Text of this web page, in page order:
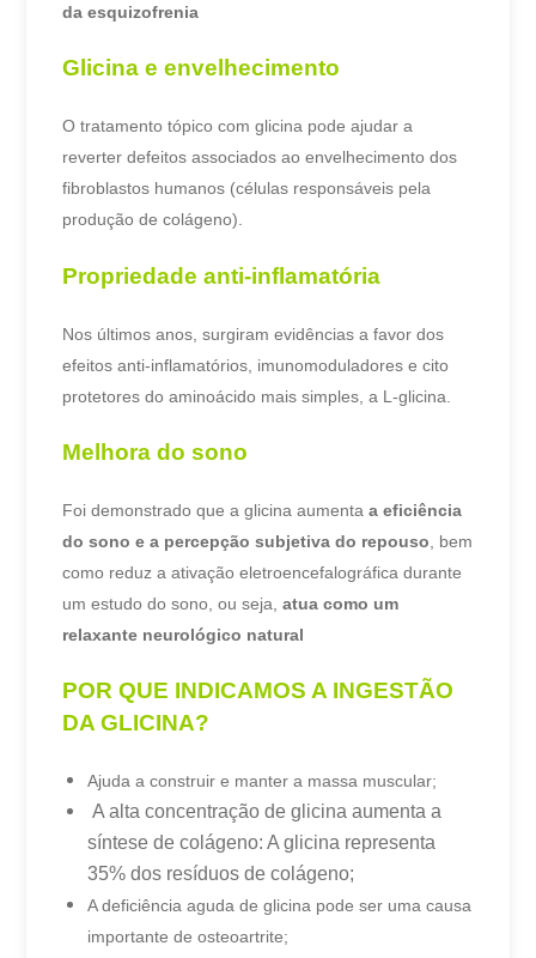
da esquizofrenia
Glicina e envelhecimento
O tratamento tópico com glicina pode ajudar a
reverter defeitos associados ao envelhecimento dos
fibroblastos humanos (células responsáveis ​​pela
produção de colágeno).
Propriedade anti-inflamatória
Nos últimos anos, surgiram evidências a favor dos
efeitos anti-inflamatórios, imunomoduladores e cito
protetores do aminoácido mais simples, a L-glicina.
Melhora do sono
Foi demonstrado que a glicina aumentaa eficiência
do sono e a percepção subjetiva do repouso , bem
como reduz a ativação eletroencefalográfica durante
um estudo do sono, ou seja,atua como um
relaxante neurológico natural
POR QUE INDICAMOS A INGESTÃO
DA GLICINA?
Ajuda a construir e manter a massa muscular;
A alta concentração de glicina aumenta a
síntese de colágeno: A glicina representa
35% dos resíduos de colágeno;
A deficiência aguda de glicina pode ser uma causa
importante de osteoartrite;